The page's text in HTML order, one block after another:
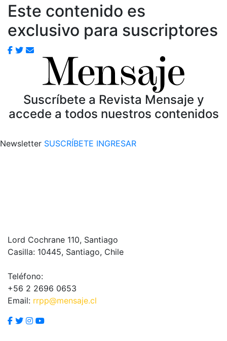
Este contenido es
exclusivo para suscriptores
Suscríbete a Revista Mensaje y
accede a todos nuestros contenidos
Newsletter SUSCRÍBETE INGRESAR
Lord Cochrane 110, Santiago
Casilla: 10445, Santiago, Chile
Teléfono:
+56 2 2696 0653
Email: rrpp@mensaje.cl